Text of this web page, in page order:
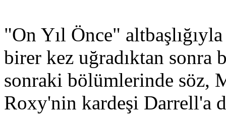
"On Yıl Önce"
birer kez uğradıktan sonra
sonraki bölümlerinde söz,
Roxy'nin kardeşi Darrell'a